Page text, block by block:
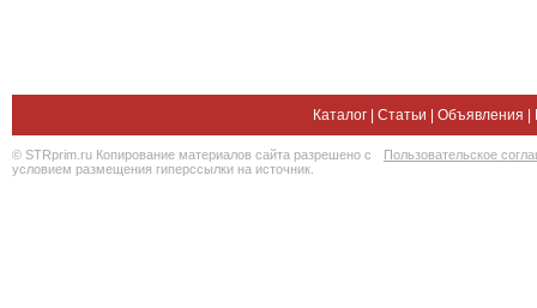
Каталог Статьи Объявления
© STRprim.ru Копирование материалов сайта разрешено с
условием размещения гиперссылки на источник.
Пользовательское